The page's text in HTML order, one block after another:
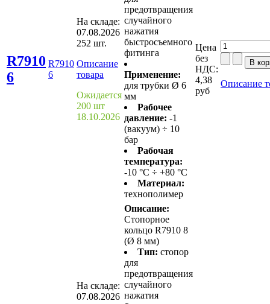
R7910
6
R7910
6
На складе:
07.08.2026
252 шт.
Описание
товара
Ожидается
200 шт
18.10.2026
предотвращения
случайного
нажатия
быстросъемного
фитинга
Применение:
для трубки Ø 6
мм
Рабочее
давление: -1
(вакуум) ÷ 10
бар
Рабочая
температура:
-10 °С ÷ +80 °С
Материал:
технополимер
Цена
без
НДС:
4,38
руб
Описание
На складе:
07.08.2026
Описание:
Стопорное
кольцо R7910 8
(Ø 8 мм)
Тип: стопор
для
предотвращения
случайного
нажатия